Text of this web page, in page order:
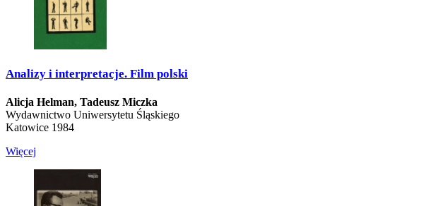
Analizy i interpretacje. Film polski
Alicja Helman, Tadeusz Miczka
Wydawnictwo Uniwersytetu Śląskiego
Katowice 1984
Więcej